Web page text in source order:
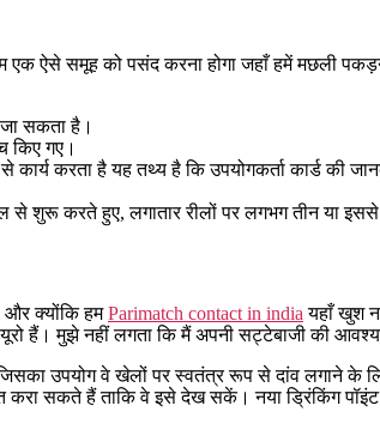
ऐसे समूह को पसंद करना होगा जहाँ हमें मछली
सकता है।
किए गए।
कार्य करता है यह तथ्य है कि उपयोगकर्ता कार्ड
शुरू करते हुए, लगातार रीलों पर लगभग तीन या
और क्योंकि हमParimatch contact in indiaयहाँ खुश
हैं। मुझे नहीं लगता कि मैं अपनी सट्टेबाजी की
उपयोग वे खेलों पर स्वतंत्र रूप से दांव
सकते हैं ताकि वे इसे देख सकें। नया ड्रिंकिंग पॉइंट